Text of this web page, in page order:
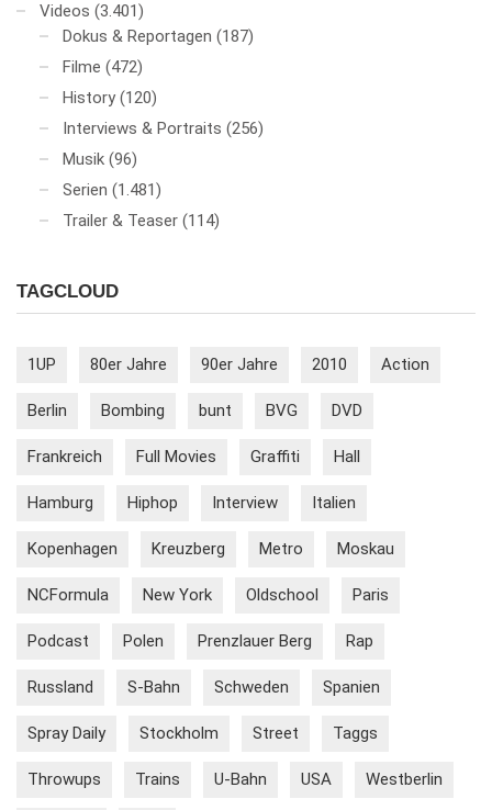
Videos (3.401)
Dokus & Reportagen (187)
Filme (472)
History (120)
Interviews & Portraits (256)
Musik (96)
Serien (1.481)
Trailer & Teaser (114)
TAGCLOUD
1UP 80er Jahre 90er Jahre 2010 Action
Berlin Bombing bunt BVG DVD
Frankreich Full Movies Graffiti Hall
Hamburg Hiphop Interview Italien
Kopenhagen Kreuzberg Metro Moskau
NCFormula New York Oldschool Paris
Podcast Polen Prenzlauer Berg Rap
Russland S-Bahn Schweden Spanien
Spray Daily Stockholm Street Taggs
Throwups Trains U-Bahn USA Westberlin